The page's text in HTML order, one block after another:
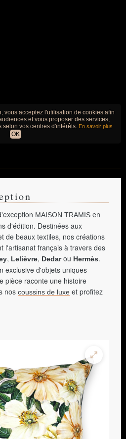
vous acceptez l'utilisation de cookies afin
et vous proposer des services,
vos centres d'intérêts. En savoir plus
OK
MAISON TRAMIS en
d'édition. Destinées aux
de beaux textiles, nos créations
l'artisanat français à travers des
, Lelièvre, Dedarou Hermès.
exclusive d'objets uniques
pièce raconte une histoire
nos coussins de luxe et profitez